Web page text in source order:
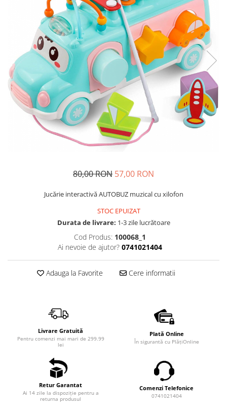
80,00 RON 57,00 RON
Jucărie interactivă AUTOBUZ muzical cu xilofon
STOC EPUIZAT
Durata de livrare: 1-3 zile lucrătoare
Cod Produs: 100068_1
Ai nevoie de ajutor? 0741021404
Adauga la Favorite Cere informatii
Livrare Gratuită
Pentru comenzi mai mari de 299.99
lei
Plată Online
În sigurantă cu PlățiOnline
Retur Garantat
Ai 14 zile la dispoziție pentru a
returna produsul
Comenzi Telefonice
0741021404